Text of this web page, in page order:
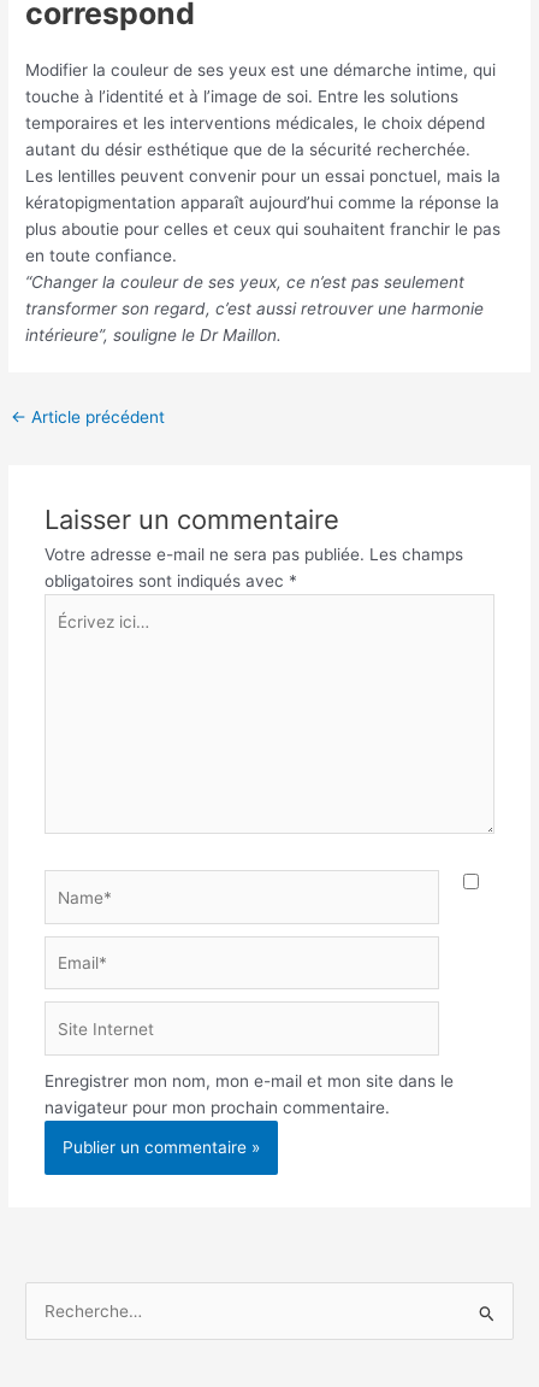
correspond
Modifier la couleur de ses yeux est une démarche intime, qui
touche à l’identité et à l’image de soi. Entre les solutions
temporaires et les interventions médicales, le choix dépend
autant du désir esthétique que de la sécurité recherchée.
Les lentilles peuvent convenir pour un essai ponctuel, mais la
kératopigmentation apparaît aujourd’hui comme la réponse la
plus aboutie pour celles et ceux qui souhaitent franchir le pas
en toute confiance.
“Changer la couleur de ses yeux, ce n’est pas seulement
transformer son regard, c’est aussi retrouver une harmonie
intérieure”, souligne le Dr Maillon.
← Article précédent
Laisser un commentaire
Votre adresse e-mail ne sera pas publiée. Les champs
obligatoires sont indiqués avec *
Écrivez
ici…
Internet
Enregistrer mon nom, mon e-mail et mon site dans le
navigateur pour mon prochain commentaire.